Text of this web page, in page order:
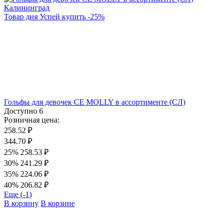
Товар дня Успей купить -25%
Гольфы для девочек CE MOLLY в ассортименте (СЛ)
Доступно 6
Розничная цена:
258.52 ₽
344.70 ₽
25% 258.53 ₽
30% 241.29 ₽
35% 224.06 ₽
40% 206.82 ₽
Еще (-1)
В корзину В корзине